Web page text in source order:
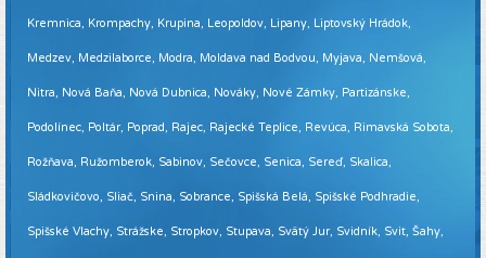
Kremnica, Krompachy, Krupina, Leopoldov, Lipany, Liptovský Hrádok,
Medzev, Medzilaborce, Modra, Moldava nad Bodvou, Myjava, Nemšová,
Nitra, Nová Baňa, Nová Dubnica, Nováky, Nové Zámky, Partizánske,
Podolínec, Poltár, Poprad, Rajec, Rajecké Teplice, Revúca, Rimavská Sobota,
Rožňava, Ružomberok, Sabinov, Sečovce, Senica, Sereď, Skalica,
Sládkovičovo, Sliač, Snina, Sobrance, Spišská Belá, Spišské Podhradie,
Spišské Vlachy, Strážske, Stropkov, Stupava, Svätý Jur, Svidník, Svit, Šahy,